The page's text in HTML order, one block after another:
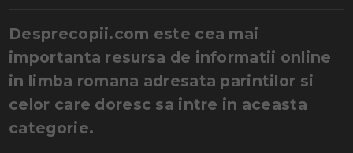
Desprecopii.com este cea mai
importanta resursa de informatii online
in limba romana adresata parintilor si
celor care doresc sa intre in aceasta
categorie.